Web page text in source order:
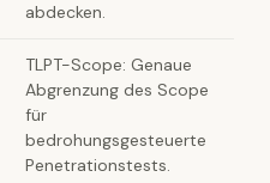
abdecken.
TLPT-Scope: Genaue
Abgrenzung des Scope
für
bedrohungsgesteuerte
Penetrationstests.